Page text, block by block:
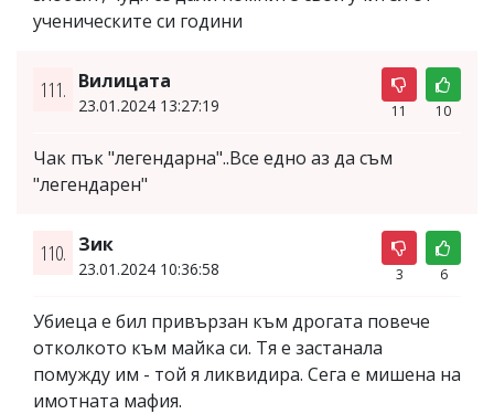
ученическите си години
111. Вилицата
23.01.2024 13:27:19 11 10
Чак пък "легендарна"..Все едно аз да съм
"легендарен"
110. Зик
23.01.2024 10:36:58 3 6
Убиеца е бил привързан към дрогата повече
отколкото към майка си. Тя е застанала
помужду им - той я ликвидира. Сега е мишена на
имотната мафия.